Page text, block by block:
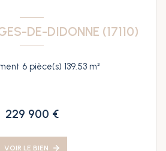
DE-DIDONNE (17110)
Appartement 6 pièce(s) 139.53 m²
229 900 €
VOIR LE BIEN